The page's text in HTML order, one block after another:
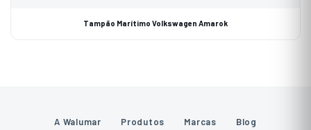
Tampão Marítimo Volkswagen Amarok
A Walumar Produtos Marcas
Blog